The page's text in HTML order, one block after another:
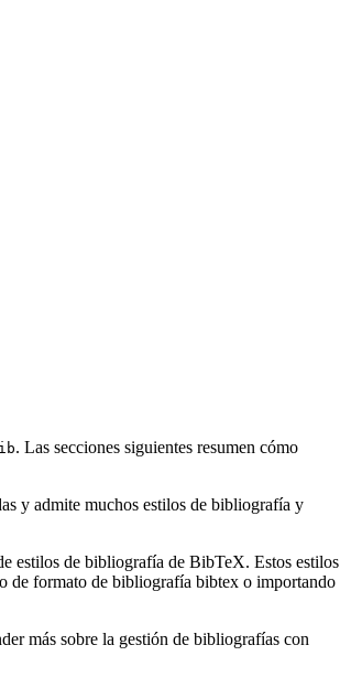
. Las secciones siguientes resumen cómo
y admite muchos estilos de bibliografía y
estilos de bibliografía de BibTeX. Estos estilos
de formato de bibliografía bibtex o importando
más sobre la gestión de bibliografías con